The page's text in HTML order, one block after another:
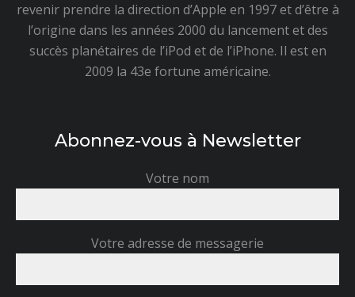
revenir prendre la direction d’Apple en 1997 et d’être à
l’origine dans les années 2000 du lancement et des
succès planétaires de l’iPod et de l’iPhone. Il est en
2009 la 43e fortune américaine.
Abonnez-vous à Newsletter
Votre nom
Votre adresse de messagerie